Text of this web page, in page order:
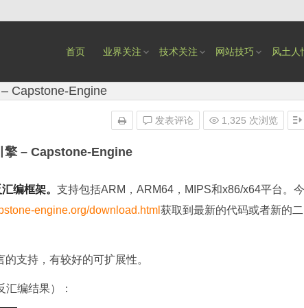
首页 业界关注 技术关注 网站技巧 风土人
Capstone-Engine
擎 – Capstone-Engine
发表评论 1,325 次浏览
编框架。 支持包括ARM，ARM64，MIPS和x86/x64平台。今
engine.org/download.html 获取到最新的代码或者新的二
支持，有较好的可扩展性。
编结果）：